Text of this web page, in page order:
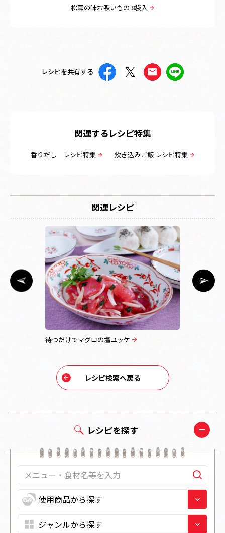
レシピを探す
松茸の味お吸いもの 8袋入
レシピを共有する
関連するレシピ特集
香りだし レシピ特集 炊き込みご飯 レシピ特集
関連レシピ
待つだけでマグロの塩ユッケ
レシピ検索へ戻る